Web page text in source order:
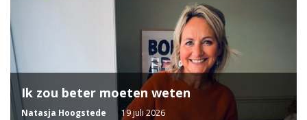
Ik zou beter moeten weten
Natasja Hoogstede 19 juli 2026